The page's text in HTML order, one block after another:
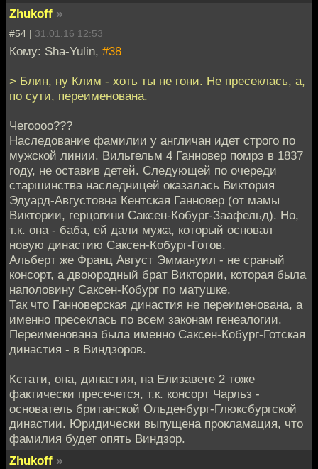
Zhukoff »
#54 | 31.01.16 12:53
Кому: Sha-Yulin, #38
> Блин, ну Клим - хоть ты не гони. Не пресеклась, а,
по сути, переименована.
Чегоооо???
Наследование фамилии у англичан идет строго по
мужской линии. Вильгельм 4 Ганновер помрэ в 1837
году, не оставив детей. Следующей по очереди
старшинства наследницей оказалась Виктория
Эдуард-Августовна Кентская Ганновер (от мамы
Виктории, герцогини Саксен-Кобург-Заафельд). Но,
т.к. она - баба, ей дали мужа, который основал
новую династию Саксен-Кобург-Готов.
Альберт же Франц Август Эммануил - не сраный
консорт, а двоюродный брат Виктории, которая была
наполовину Саксен-Кобург по матушке.
Так что Ганноверская династия не переименована, а
именно пресеклась по всем законам генеалогии.
Переименована была именно Саксен-Кобург-Готская
династия - в Виндзоров.
Кстати, она, династия, на Елизавете 2 тоже
фактически пресечется, т.к. консорт Чарльз -
основатель британской Ольденбург-Глюксбургской
династии. Юридически выпущена прокламация, что
фамилия будет опять Виндзор.
Zhukoff »